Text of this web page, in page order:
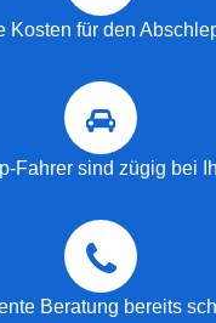
Kosten für den
Fahrer sind zügig bei
Beratung bereits